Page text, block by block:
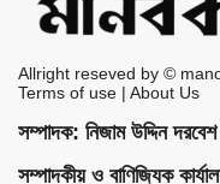
Allright reseved by ©
Terms of use | About Us
সম্পাদক: নিজাম উদ্দিন দরবেশ
সম্পাদকীয় ও বাণিজ্যিক